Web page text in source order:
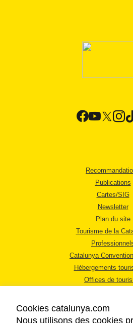
Publications
Cartes/SIG
Newsletter
Plan du site
Tourisme de la
Catalunya
Hébergements
Offices de
Cookies catalunya.com
Nous utilisons des cookies